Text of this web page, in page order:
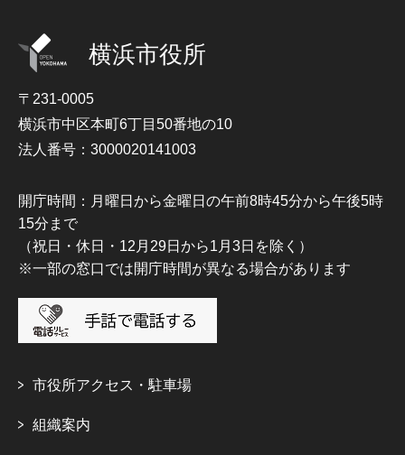
横浜市役所
〒231-0005
横浜市中区本町6丁目50番地の10
法人番号：3000020141003
開庁時間：月曜日から金曜日の午前8時45分から午後5時
15分まで
（祝日・休日・12月29日から1月3日を除く）
※一部の窓口では開庁時間が異なる場合があります
市役所アクセス・駐車場
組織案内